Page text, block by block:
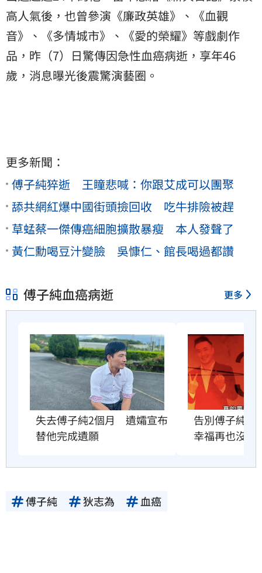
高人氣後，也曾參演《廉政英雄》、《血觀
音》、《多情城市》、《愛的榮耀》等戲劇作
品，昨（7）日驚傳因急性血癌病逝，享年46
歲，消息曝光後震驚演藝圈。
更多新聞：
傅子純猝逝 王瞳悲喊：你跟艾成可以團聚
舔共網紅爆中國街頭撿回收 吃牛排險被趕
草蜢蔡一傑傳癌細胞擴散暴瘦 本人發聲了
黃仁勳喝豆汁變臉 吳慷仁、館長喝過都讚
傅子純血癌病逝 更多
失去傅子純2個月　遺孀宣布
替他完成遺願
告別傅子純　
幸福再也沒有
傅子純 狄志為 血癌